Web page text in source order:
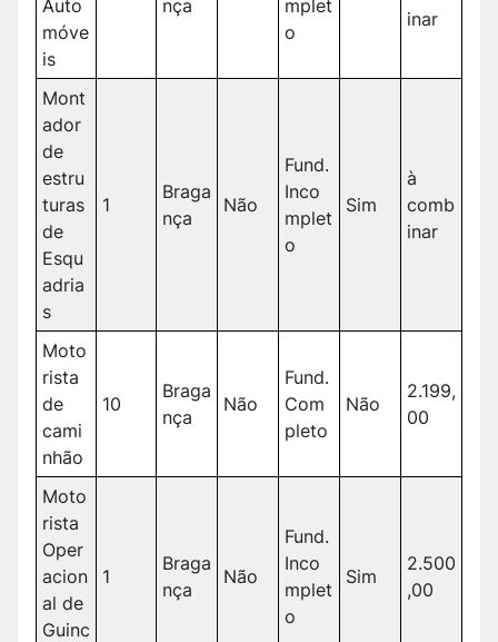
Auto
móve
is
nça
mplet
o
inar
Mont
ador
de
estru
turas
de
Esqu
adria
s
1
Braga
nça
Não
Fund.
Inco
mplet
o
Sim
à
comb
inar
Moto
rista
de
cami
nhão
10
Braga
nça
Não
Fund.
Com
pleto
Não
2.199,
00
Moto
rista
Oper
acion
al de
Guinc
1
Braga
nça
Não
Fund.
Inco
mplet
o
Sim
2.500
,00